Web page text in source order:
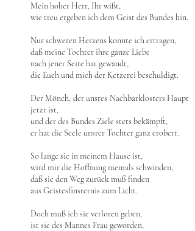
Mein hoher Herr, Ihr wißt,
wie treu ergeben ich dem Geist des Bundes hin.
Nur schweren Herzens konnte ich ertragen,
daß meine Tochter ihre ganze Liebe
nach jener Seite hat gewandt,
die Euch und mich der Ketzerei beschuldigt.
Der Mönch, der unsres Nachbarklosters Haupt
jetzt ist,
und der des Bundes Ziele stets bekämpft,
er hat die Seele unsrer Tochter ganz erobert.
So lange sie in meinem Hause ist,
wird mir die Hoffnung niemals schwinden,
daß sie den Weg zurück muß finden
aus Geistesfinsternis zum Licht.
Doch muß ich sie verloren geben,
ist sie des Mannes Frau geworden,